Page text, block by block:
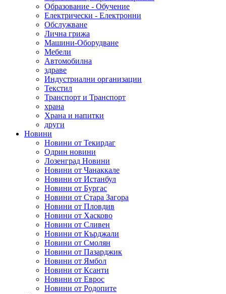
Образование - Обучение
Електрически - Електронни
Обслужване
Лична грижа
Машини-Оборудване
Мебели
Автомобилна
здраве
Индустриални организации
Текстил
Транспорт и Транспорт
храна
Храна и напитки
други
Новини
Новини от Текирдаг
Одрин новини
Лозенград Новини
Новини от Чанаккале
Новини от Истанбул
Новини от Бургас
Новини от Стара Загора
Новини от Пловдив
Новини от Хасково
Новини от Сливен
Новини от Кърджали
Новини от Смолян
Новини от Пазарджик
Новини от Ямбол
Новини от Ксанти
Новини от Еврос
Новини от Родопите